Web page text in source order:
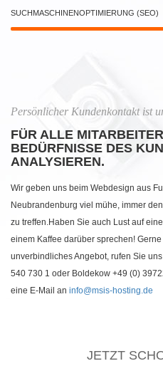
SUCHMASCHINENOPTIMIERUNG (SEO)
Persönlicher Kundenkontakt ist
FÜR ALLE
BEDÜRFNISSE DES
ANALYSIEREN.
Wir geben uns beim Webdesign aus
Neubrandenburg viel mühe, immer
zu treffen.Haben Sie auch Lust auf
einem Kaffee darüber sprechen!
unverbindliches Angebot, rufen Sie
540 730 1 oder Boldekow +49 (0)
eine E-Mail an info@msis-hosting.de
JETZT